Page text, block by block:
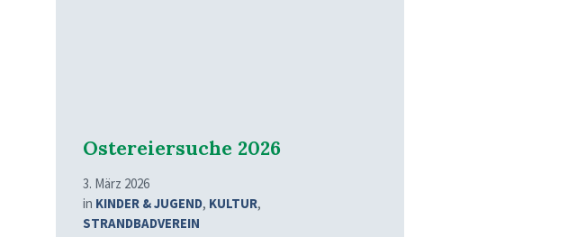
Ostereiersuche 2026
3. März 2026
in KINDER & JUGEND, KULTUR,
STRANDBADVEREIN